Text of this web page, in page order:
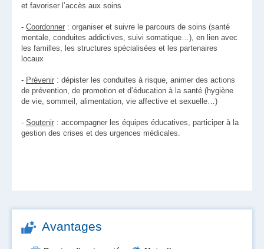
et favoriser l’accès aux soins
- Coordonner : organiser et suivre le parcours de soins (santé
mentale, conduites addictives, suivi somatique…), en lien avec
les familles, les structures spécialisées et les partenaires
locaux
- Prévenir : dépister les conduites à risque, animer des actions
de prévention, de promotion et d’éducation à la santé (hygiène
de vie, sommeil, alimentation, vie affective et sexuelle…)
- Soutenir : accompagner les équipes éducatives, participer à la
gestion des crises et des urgences médicales.
Avantages